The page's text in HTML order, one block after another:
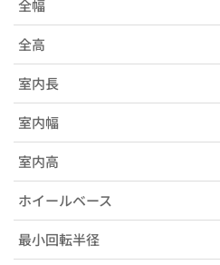
全幅
全高
室内長
室内幅
室内高
ホイールベース
最小回転半径